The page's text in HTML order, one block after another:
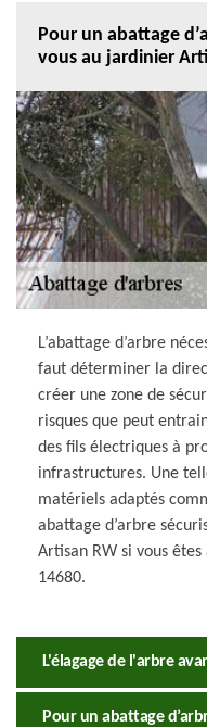
Pour un abattage
vous au jardinier
L’abattage d’arbre
faut déterminer la
créer une zone de
risques que peut
des fils électriques à
infrastructures. Une
matériels adaptés
abattage d’arbre
Artisan RW si vous
14680.
L'élagage de l'arbre
Pour un abattage